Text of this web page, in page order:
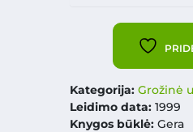
Kategorija: Grožinė
Leidimo data:1999
Knygos būklė: Gera